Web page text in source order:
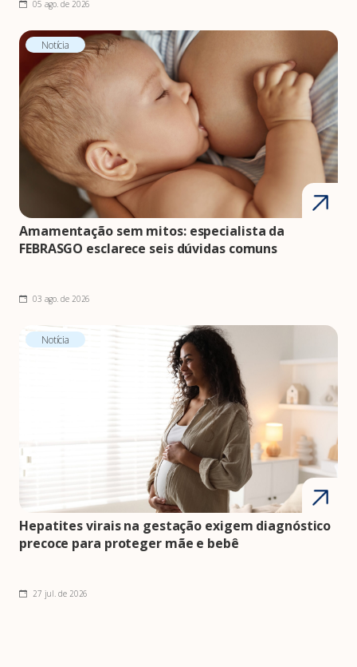
05 ago. de 2026
Notícia
Amamentação sem mitos: especialista da
FEBRASGO esclarece seis dúvidas comuns
03 ago. de 2026
Notícia
Hepatites virais na gestação exigem diagnóstico
precoce para proteger mãe e bebê
27 jul. de 2026